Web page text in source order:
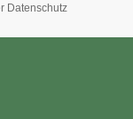
Datenschutz